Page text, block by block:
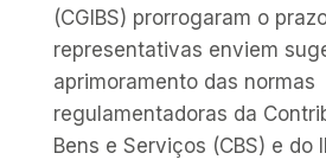
(CGIBS) prorrogaram o
representativas enviem
aprimoramento das normas
regulamentadoras da
Bens e Serviços (CBS) e do